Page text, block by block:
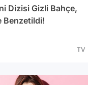
Dizisi Gizli Bahçe,
Benzetildi!
TV